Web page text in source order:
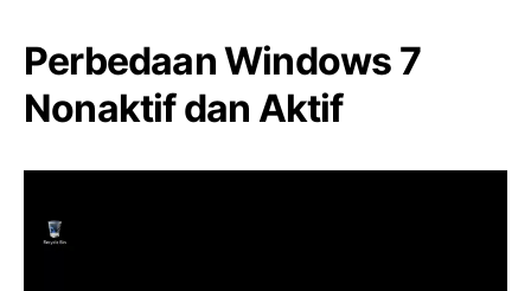
Perbedaan Windows 7
Nonaktif dan Aktif